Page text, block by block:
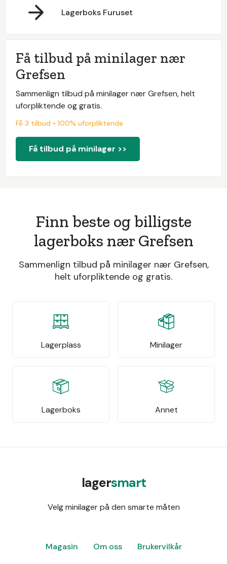
Lagerboks Furuset
Få tilbud på minilager nær
Grefsen
Sammenlign tilbud på minilager nær Grefsen, helt
uforpliktende og gratis.
Få 3 tilbud • 100% uforpliktende
Få tilbud på minilager >>
Finn beste og billigste
lagerboks nær Grefsen
Sammenlign tilbud på minilager nær Grefsen,
helt uforpliktende og gratis.
Lagerplass Minilager
Lagerboks Annet
lagersmart
Velg minilager på den smarte måten
Magasin Om oss Brukervilkår